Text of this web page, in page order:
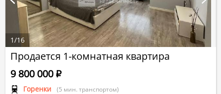
Продается 1-комнатная квартира
Горенки (5 мин. транспортом)
9 800 000Р
1/16